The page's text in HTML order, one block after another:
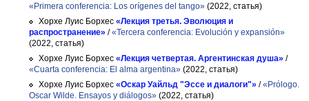
«Primera conferencia: Los orígenes del tango» (2022, статья)
Хорхе Луис Борхес «Лекция третья. Эволюция и
распространение» /«Tercera conferencia: Evolución y expansión»
(2022, статья)
Хорхе Луис Борхес «Лекция четвертая. Аргентинская душа» /
«Cuarta conferencia: El alma argentina» (2022, статья)
Хорхе Луис Борхес «Оскар Уайльд "Эссе и диалоги"» /«Prólogo.
Oscar Wilde. Ensayos y diálogos» (2022, статья)